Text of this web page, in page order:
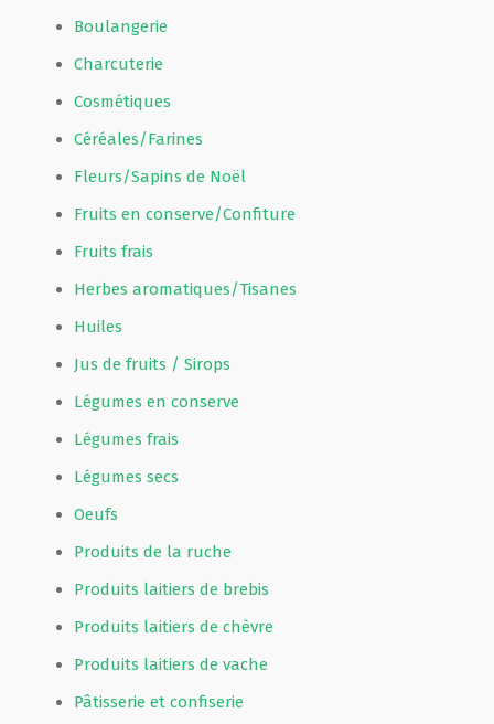
Boulangerie
Charcuterie
Cosmétiques
Céréales/Farines
Fleurs/Sapins de Noël
Fruits en conserve/Confiture
Fruits frais
Herbes aromatiques/Tisanes
Huiles
Jus de fruits / Sirops
Légumes en conserve
Légumes frais
Légumes secs
Oeufs
Produits de la ruche
Produits laitiers de brebis
Produits laitiers de chèvre
Produits laitiers de vache
Pâtisserie et confiserie